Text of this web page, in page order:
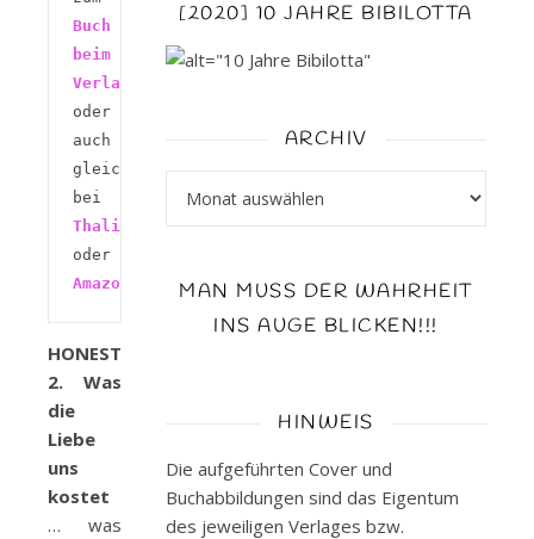
Buch
beim
Verlag
oder
auch
gleich
Amazon
HONESTY
2. Was
die
Liebe
uns
kostet
… was
[2020] 10 JAHRE BIBILOTTA
ARCHIV
MAN MUSS DER WAHRHEIT
INS AUGE BLICKEN!!!
HINWEIS
Die aufgeführten Cover und
Buchabbildungen sind das Eigentum
des jeweiligen Verlages bzw.